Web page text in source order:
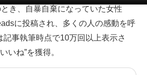
ページ
レンド
き、自暴自棄になっていた女性
に投稿され、多くの人の感動を呼
記事執筆時点で10万回以上表示さ
いね”を獲得。